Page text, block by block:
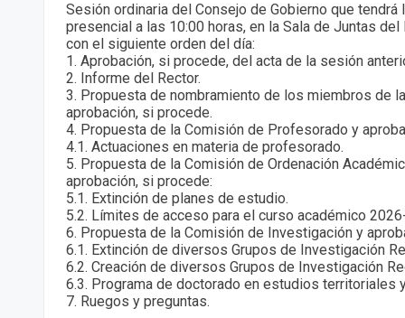
Sesión ordinaria del Consejo de Gobierno que tendrá
presencial a las 10:00 horas, en la Sala de Juntas del
con el siguiente orden del día:
1. Aprobación, si procede, del acta de la sesión
2. Informe del Rector.
3. Propuesta de nombramiento de los miembros de
aprobación, si procede.
4. Propuesta de la Comisión de Profesorado y
4.1. Actuaciones en materia de profesorado.
5. Propuesta de la Comisión de Ordenación
aprobación, si procede:
5.1. Extinción de planes de estudio.
5.2. Límites de acceso para el curso académico
6. Propuesta de la Comisión de Investigación y
6.1. Extinción de diversos Grupos de Investigación
6.2. Creación de diversos Grupos de Investigación
6.3. Programa de doctorado en estudios territoriales
7. Ruegos y preguntas.